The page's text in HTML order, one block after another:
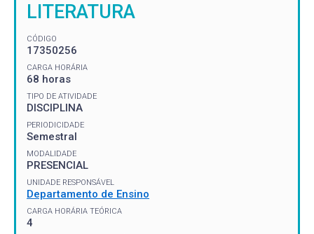
LITERATURA
CÓDIGO
17350256
CARGA HORÁRIA
68 horas
TIPO DE ATIVIDADE
DISCIPLINA
PERIODICIDADE
Semestral
MODALIDADE
PRESENCIAL
UNIDADE RESPONSÁVEL
Departamento de Ensino
CARGA HORÁRIA TEÓRICA
4